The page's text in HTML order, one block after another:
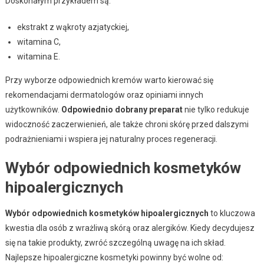
ekstrakt z wąkroty azjatyckiej,
witamina C,
witamina E.
Przy wyborze odpowiednich kremów warto kierować się
rekomendacjami dermatologów oraz opiniami innych
użytkowników. Odpowiednio dobrany preparatnie tylko redukuje
widoczność zaczerwienień, ale także chroni skórę przed dalszymi
podrażnieniami i wspiera jej naturalny proces regeneracji.
Wybór odpowiednich kosmetyków
hipoalergicznych
Wybór odpowiednich kosmetyków hipoalergicznych to kluczowa
kwestia dla osób z wrażliwą skórą oraz alergików. Kiedy decydujesz
się na takie produkty, zwróć szczególną uwagę na ich skład.
Najlepsze hipoalergiczne kosmetyki powinny być wolne od: